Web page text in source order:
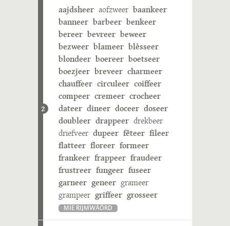
2
aajdsheer aofzweer baankeer
banneer barbeer benkeer
bereer bevreer beweer
bezweer blameer blèsseer
blondeer boereer boetseer
boezjeer breveer charmeer
chauffeer circuleer coiffeer
compeer cremeer crocheer
dateer dineer doceer doseer
doubleer drappeer drekbeer
driefveer dupeer fêteer fileer
flatteer floreer formeer
frankeer frappeer fraudeer
frustreer fungeer fuseer
garneer geneer grameer
grampeer griffeer grosseer
MIE RIJMWÄÖRD